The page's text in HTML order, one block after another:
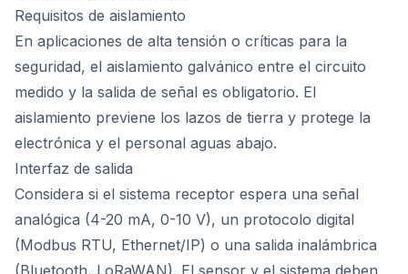
Requisitos de aislamiento
En aplicaciones de alta tensión o críticas para la
seguridad, el aislamiento galvánico entre el circuito
medido y la salida de señal es obligatorio. El
aislamiento previene los lazos de tierra y protege la
electrónica y el personal aguas abajo.
Interfaz de salida
Considera si el sistema receptor espera una señal
analógica (4-20 mA, 0-10 V), un protocolo digital
(Modbus RTU, Ethernet/IP) o una salida inalámbrica
(Bluetooth, LoRaWAN). El sensor y el sistema deben